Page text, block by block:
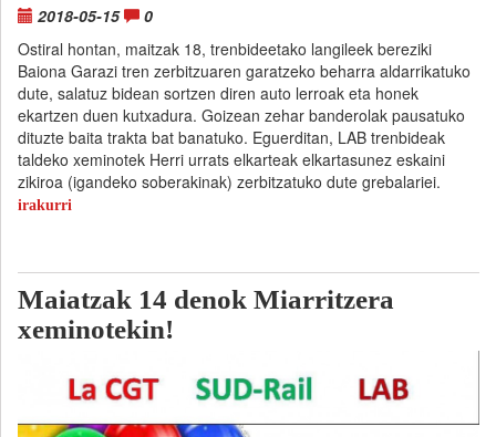
2018-05-15
0
Ostiral hontan, maitzak 18, trenbideetako langileek bereziki
Baiona Garazi tren zerbitzuaren garatzeko beharra aldarrikatuko
dute, salatuz bidean sortzen diren auto lerroak eta honek
ekartzen duen kutxadura. Goizean zehar banderolak pausatuko
dituzte baita trakta bat banatuko. Eguerditan, LAB trenbideak
taldeko xeminotek Herri urrats elkarteak elkartasunez eskaini
zikiroa (igandeko soberakinak) zerbitzatuko dute grebalariei.
irakurri
Maiatzak 14 denok Miarritzera
xeminotekin!